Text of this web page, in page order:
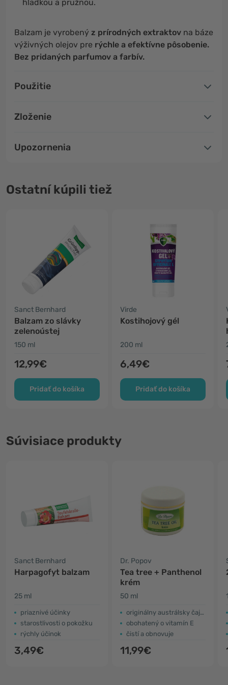
hladkou a pružnou.
Balzam je vyrobený z prírodných extraktov na báze
výživných olejov pre rýchle a efektívne pôsobenie.
Bez pridaných parfumov a farbív.
Použitie
Zloženie
Upozornenia
Ostatní kúpili tiež
Sanct Bernhard
Balzam zo slávky
zelenoústej
150 ml
12,99€
Pridať do košíka
Virde
Kostihojový gél
200 ml
6,49€
Pridať do košíka
Súvisiace produkty
Sanct Bernhard
Harpagofyt balzam
25 ml
priaznivé účinky
starostlivosti o pokožku
rýchly účinok
3,49€
Dr. Popov
Tea tree + Panthenol
krém
50 ml
originálny austrálsky čajovník
obohatený o vitamín E
čistí a obnovuje
11,99€